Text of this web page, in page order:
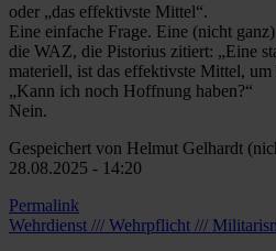
oder „das effektivste Mittel“.
Eine einfache Frage. Eine (nicht
die WAZ, die Pistorius zitiert: „Eine
materiell, ist das effektivste Mittel,
„Kann ich noch Hoffnung haben?“
Nein.
Gespeichert von Helmut Gelhardt
28.08.2025 - 14:20
Permalink
Wehrdienst /// Wehrpflicht ///